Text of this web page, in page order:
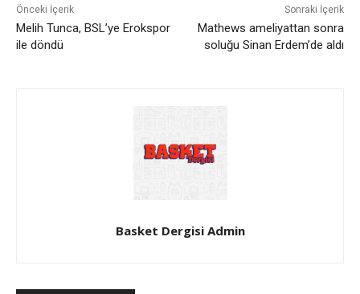
Önceki İçerik
Melih Tunca, BSL’ye Erokspor
ile döndü
Sonraki İçerik
Mathews ameliyattan sonra
soluğu Sinan Erdem’de aldı
Basket Dergisi Admin